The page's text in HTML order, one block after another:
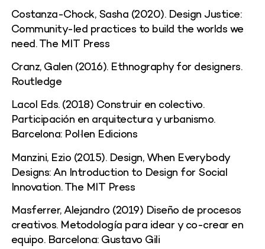
Costanza-Chock, Sasha (2020). Design Justice:
Community-led practices to build the worlds we
need. The MIT Press
Cranz, Galen (2016). Ethnography for designers.
Routledge
Lacol Eds. (2018) Construir en colectivo.
Participación en arquitectura y urbanismo.
Barcelona: Pol·len Edicions
Manzini, Ezio (2015). Design, When Everybody
Designs: An Introduction to Design for Social
Innovation. The MIT Press
Masferrer, Alejandro (2019) Diseño de procesos
creativos. Metodología para idear y co-crear en
equipo. Barcelona: Gustavo Gili